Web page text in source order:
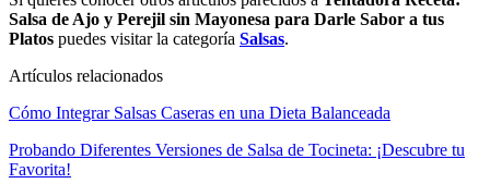
Salsa de Ajo y Perejil sin Mayonesa para Darle Sabor a tus
Platos puedes visitar la categoría Salsas.
Artículos relacionados
Cómo Integrar Salsas Caseras en una Dieta Balanceada
Probando Diferentes Versiones de Salsa de Tocineta: ¡Descubre tu
Favorita!